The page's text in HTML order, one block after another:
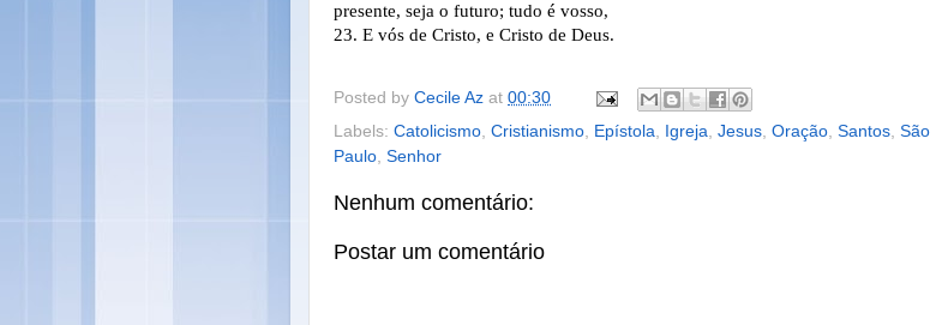
presente, seja o futuro; tudo é vosso,
23. E vós de Cristo, e Cristo de Deus.
Posted by Cecile Az at 00:30
Labels: Catolicismo Cristianismo Epístola Igreja Jesus Oração Santos São
Paulo Senhor
Nenhum comentário:
Postar um comentário